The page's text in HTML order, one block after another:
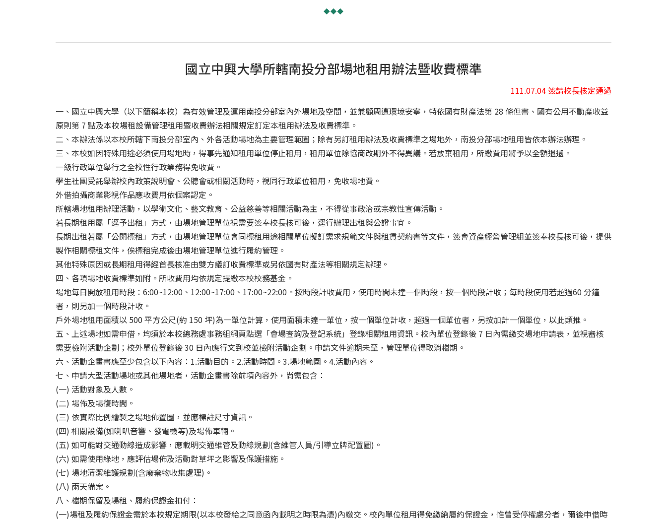
國立中興大學所轄南投分部場地租用辦法暨收費標準
111.07.04 簽請校長核定通過
一、國立中興大學（以下簡稱本校）為有效管理及運用南投分部室內外場地及空間，並兼顧周遭環境安寧，特依國有財產法第 28 條但書、國有公用不動產收益
原則第 7 點及本校場租設備管理租用暨收費辦法相關規定訂定本租用辦法及收費標準。
二、本辦法係以本校所轄下南投分部室內、外各活動場地為主要管理範圍；除有另訂租用辦法及收費標準之場地外，南投分部場地租用皆依本辦法辦理。
三、本校如因特殊用途必須使用場地時，得事先通知租用單位停止租用，租用單位除協商改期外不得異議。若放棄租用，所繳費用將予以全額退還。
一級行政單位舉行之全校性行政業務得免收費。
學生社團受託舉辦校內政策說明會、公聽會或相關活動時，視同行政單位租用，免收場地費。
外借拍攝商業影視作品應收費用依個案認定。
所轄場地租用辦理活動，以學術文化、藝文教育、公益慈善等相關活動為主，不得從事政治或宗教性宣傳活動。
若長期租用屬「逕予出租」方式，由場地管理單位視需要簽奉校長核可後，逕行辦理出租與公證事宜。
長期出租若屬「公開標租」方式，由場地管理單位會同標租用途相關單位擬訂需求規範文件與租賃契約書等文件，簽會資產經營管理組並簽奉校長核可後，提供
製作相關標租文件，俟標租完成後由場地管理單位進行履約管理。
其他特殊原因或長期租用得經首長核准由雙方議訂收費標準或另依國有財產法等相關規定辦理。
四、各項場地收費標準如附。所收費用均依規定提繳本校校務基金。
場地每日開放租用時段：6:00~12:00、12:00~17:00、17:00~22:00。按時段計收費用，使用時間未達一個時段，按一個時段計收；每時段使用若超過60 分鐘
者，則另加一個時段計收。
戶外場地租用面積以 500 平方公尺(約 150 坪)為一單位計算，使用面積未達一單位，按一個單位計收，超過一個單位者，另按加計一個單位，以此類推。
五、上述場地如需申借，均須於本校總務處事務組網頁點選「會場查詢及登記系統」登錄相關租用資訊。校內單位登錄後 7 日內需繳交場地申請表，並視審核
需要檢附活動企劃；校外單位登錄後 30 日內應行文到校並檢附活動企劃。申請文件逾期未至，管理單位得取消檔期。
六、活動企畫書應至少包含以下內容：1.活動目的。2.活動時間。3.場地範圍。4.活動內容。
七、申請大型活動場地或其他場地者，活動企畫書除前項內容外，尚需包含：
(一) 活動對象及人數。
(二) 場佈及場復時間。
(三) 依實際比例繪製之場地佈置圖，並應標註尺寸資訊。
(四) 相關設備(如喇叭音響、發電機等)及場佈車輛。
(五) 如可能對交通動線造成影響，應載明交通維管及動線規劃(含維管人員/引導立牌配置圖)。
(六) 如需使用綠地，應評估場佈及活動對草坪之影響及保護措施。
(七) 場地清潔維護規劃(含廢棄物收集處理)。
(八) 雨天備案。
八、檔期保留及場租、履約保證金扣付：
(一)場租及履約保證金需於本校規定期限(以本校發給之同意函內載明之時限為憑)內繳交。校內單位租用得免繳納履約保證金，惟曾受停權處分者，爾後申借時